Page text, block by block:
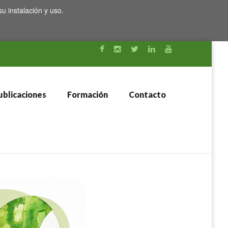
instalación y uso.
Formación Contacto